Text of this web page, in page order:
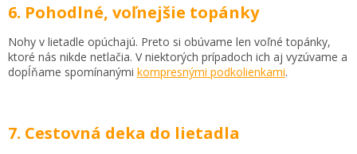
6. Pohodlné, voľnejšie topánky
Nohy v lietadle opúchajú. Preto si obúvame len voľné topánky,
ktoré nás nikde netlačia. V niektorých prípadoch ich aj vyzúvame a
dopĺňame spomínanými kompresnými podkolienkami.
7. Cestovná deka do lietadla